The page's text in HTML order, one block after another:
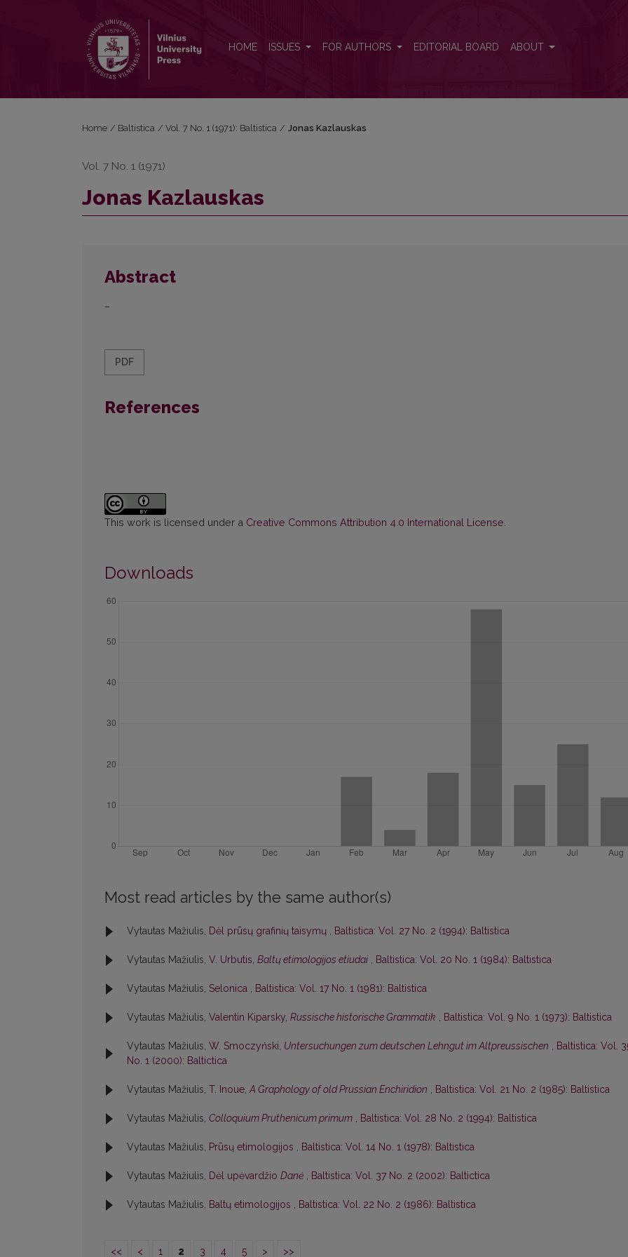
HOME ISSUES FOR AUTHORS EDITORIAL BOARD ABOUT
Home / Baltistica / Vol. 7 No. 1 (1971): Baltistica / Jonas Kazlauskas
Vol. 7 No. 1 (1971)
Jonas Kazlauskas
Abstract
–
PDF
References
This work is licensed under a Creative Commons Attribution 4.0 International License
Downloads
Most read articles by the same author(s)
Vytautas Mažiulis, Dėl prūsų grafinių taisymų , Baltistica: Vol. 27 No. 2 (1994): Baltistica
Vytautas Mažiulis, V. Urbutis, Baltų etimologijos etiudai , Baltistica: Vol. 20 No. 1 (1984): Baltistica
Vytautas Mažiulis, Selonica , Baltistica: Vol. 17 No. 1 (1981): Baltistica
Vytautas Mažiulis, Valentin Kiparsky, Russische historische Grammatik , Baltistica: Vol. 9 No. 1 (1973): Baltistica
Vytautas Mažiulis, W. Smoczyński, Untersuchungen zum deutschen Lehngut im Altpreussischen , Baltistica: Vol.
No. 1 (2000): Baltictica
Vytautas Mažiulis, T. Inoue,A Graphology of old Prussian Enchiridion , Baltistica: Vol. 21 No. 2 (1985): Baltistica
Vytautas Mažiulis, Colloquium Pruthenicum primum , Baltistica: Vol. 28 No. 2 (1994): Baltistica
Vytautas Mažiulis, Prūsų etimologijos , Baltistica: Vol. 14 No. 1 (1978): Baltistica
Vytautas Mažiulis, Dėl upėvardžio Danė , Baltistica: Vol. 37 No. 2 (2002): Baltictica
Vytautas Mažiulis, Baltų etimologijos , Baltistica: Vol. 22 No. 2 (1986): Baltistica
<< < 1 2 3 4 5 > >>